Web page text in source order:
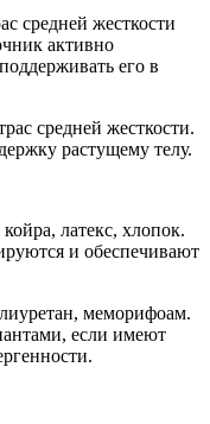
средней жесткости
активно
его в
средней жесткости.
растущему телу.
латекс, хлопок.
и обеспечивают
меморифоам.
если имеют